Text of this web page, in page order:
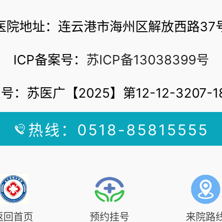
院地址：连云港市海州区解放西路37
ICP备案号： 苏ICP备13038399号
：苏医广【2025】第12-12-3207-
热线：0518-85815555
回首页 预约挂号 来院路